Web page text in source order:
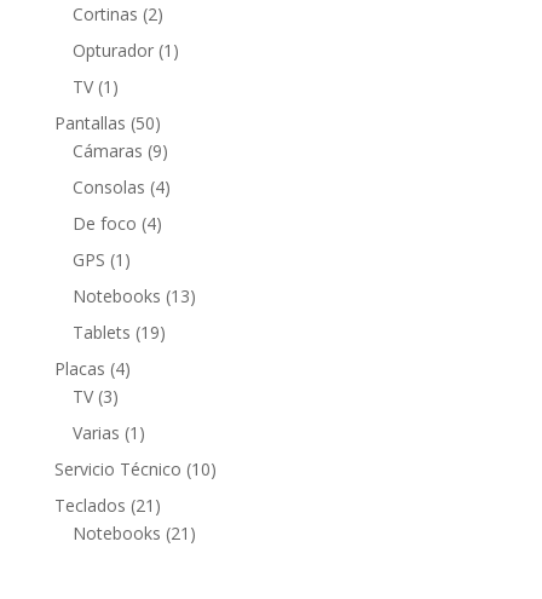
productos
Cortinas 22
productos
Opturador 1 1
TV 1 1
producto
Pantallas 5050
productos
Cámaras 99
productos
Consolas 44
De foco 44
GPS 1 1
producto
Notebooks 1313
Tablets 1919
Placas 44
TV 33
productos
Varias 1 1
producto
Servicio Técnico 1010
Teclados 21 21
productos
Notebooks 21 21